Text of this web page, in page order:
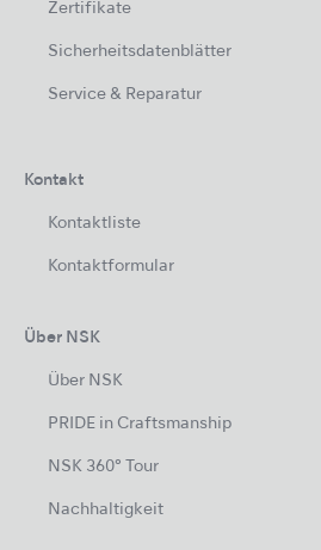
Zertifikate
Sicherheitsdatenblätter
Service & Reparatur
Kontakt
Kontaktliste
Kontaktformular
Über NSK
Über NSK
PRIDE in Craftsmanship
NSK 360° Tour
Nachhaltigkeit